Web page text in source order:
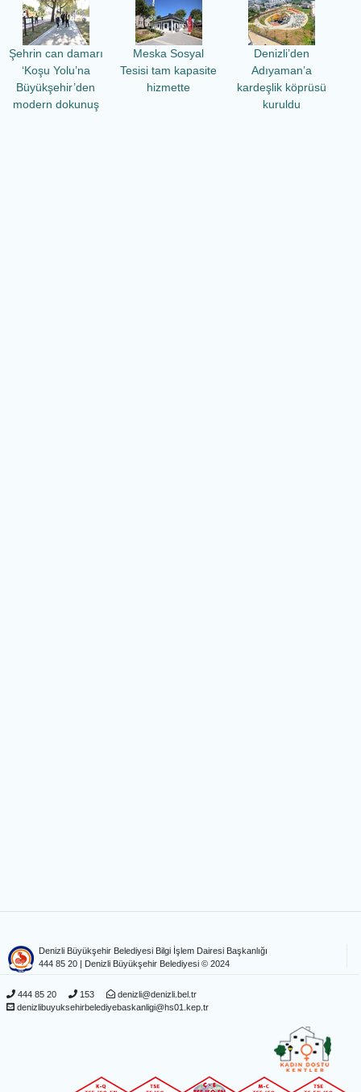
Şehrin can damarı
‘Koşu Yolu’na
Büyükşehir’den
modern dokunuş
Meska Sosyal
Tesisi tam kapasite
hizmette
Denizli’den
Adıyaman’a
kardeşlik köprüsü
kuruldu
Denizli Büyükşehir Belediyesi Bilgi İşlem Dairesi Başkanlığı
444 85 20 | Denizli Büyükşehir Belediyesi © 2024
444 85 20 153
denizli@denizli.bel.tr
denizlibuyuksehirbelediyebaskanligi@hs01.kep.tr